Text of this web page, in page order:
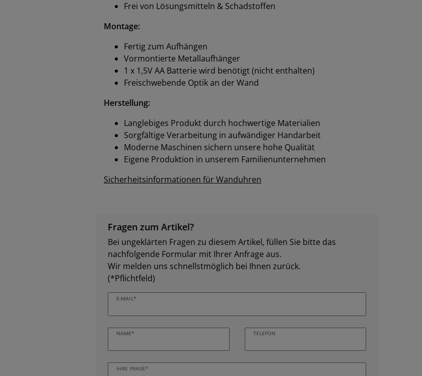
Frei von Lösungsmitteln & Schadstoffen
Montage:
Fertig zum Aufhängen
Vormontierte Metallaufhänger
1 x 1,5V AA Batterie wird benötigt (nicht enthalten)
Freischwebende Optik an der Wand
Herstellung:
Langlebiges Produkt durch hochwertige Materialien
Sorgfältige Verarbeitung in aufwändiger Handarbeit
Moderne Maschinen sichern unsere hohe Qualität
Eigene Produktion in unserem Familienunternehmen
Sicherheitsinformationen für Wanduhren
Fragen zum Artikel?
Bei ungeklärten Fragen zu diesem Artikel, füllen Sie bitte das
nachfolgende Formular mit Ihrer Anfrage aus.
Wir melden uns schnellstmöglich bei Ihnen zurück.
(*Pflichtfeld)
E-MAIL*
NAME* TELEFON
IHRE FRAGE*